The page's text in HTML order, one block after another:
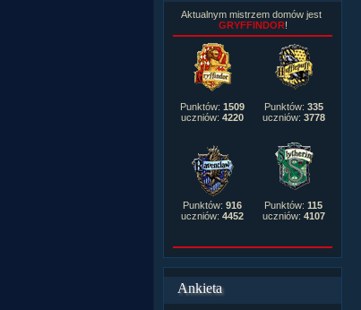
Aktualnym mistrzem domów jest
GRYFFINDOR!
Punktów: 1509
uczniów: 4220
Punktów: 335
uczniów: 3778
Punktów: 916
uczniów: 4452
Punktów: 115
uczniów: 4107
Ankieta